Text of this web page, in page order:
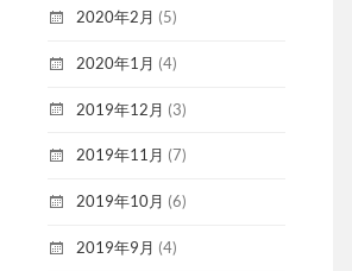
2020年2月 (5)
2020年1月 (4)
2019年12月 (3)
2019年11月 (7)
2019年10月 (6)
2019年9月 (4)